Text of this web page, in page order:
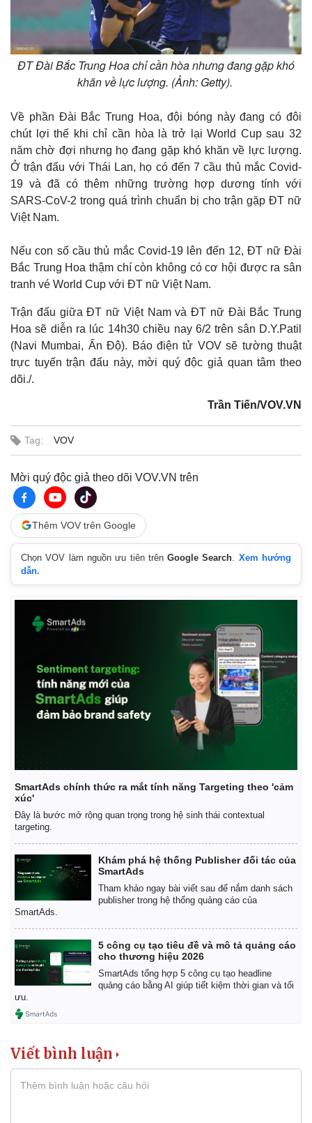
Bất động sản
Khởi nghiệp
Thị trường
Tiêu dùng
Tỷ giá
Giá cà phê
ĐT Đài Bắc Trung Hoa chỉ cần hòa nhưng đang gặp khó
khăn về lực lượng. (Ảnh: Getty).
Về phần Đài Bắc Trung Hoa, đội bóng này đang có đôi
chút lợi thế khi chỉ cần hòa là trở lại World Cup sau 32
năm chờ đợi nhưng họ đang gặp khó khăn về lực lượng.
Ở trận đấu với Thái Lan, họ có đến 7 cầu thủ mắc Covid-
19 và đã có thêm những trường hợp dương tính với
SARS-CoV-2 trong quá trình chuẩn bị cho trận gặp ĐT nữ
Việt Nam.
Nếu con số cầu thủ mắc Covid-19 lên đến 12, ĐT nữ Đài
Bắc Trung Hoa thậm chí còn không có cơ hội được ra sân
tranh vé World Cup với ĐT nữ Việt Nam.
Trận đấu giữa ĐT nữ Việt Nam và ĐT nữ Đài Bắc Trung
Hoa sẽ diễn ra lúc 14h30 chiều nay 6/2 trên sân D.Y.Patil
(Navi Mumbai, Ấn Độ). Báo điện tử VOV sẽ tường thuật
trực tuyến trận đấu này, mời quý độc giả quan tâm theo
dõi./.
Trần Tiến/VOV.VN
Tag: VOV
Mời quý độc giả theo dõi VOV.VN trên
Thêm VOV trên Google
Chọn VOV làm nguồn ưu tiên trênGoogle Search
Xem hướng
dẫn.
SmartAds chính thức ra mắt tính năng Targeting theo 'cảm
xúc'
Đây là bước mở rộng quan trọng trong hệ sinh thái contextual
targeting.
Khám phá hệ thống Publisher đối tác của
SmartAds
Tham khảo ngay bài viết sau để nắm danh sách
publisher trong hệ thống quảng cáo của
SmartAds.
5 công cụ tạo tiêu đề và mô tả quảng cáo
cho thương hiệu 2026
SmartAds tổng hợp 5 công cụ tạo headline
quảng cáo bằng AI giúp tiết kiệm thời gian và tối
ưu.
Viết bình luận